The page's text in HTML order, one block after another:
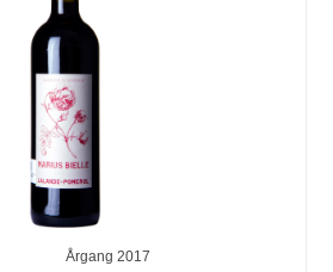
Årgang 2017